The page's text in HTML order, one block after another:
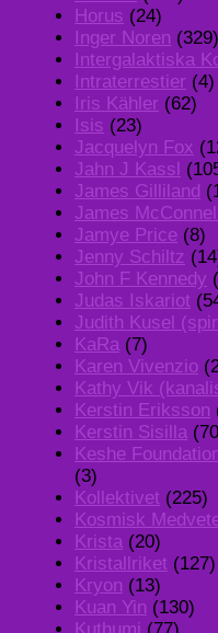
Horus (24)
Inger Noren (329)
Intergalaktiska
Intraterrestier (4)
Iris Kähler (62)
Isis (23)
Jacquelyn Fox
Jahn J Kassl
James Gilliland
James McConnell
Jamye Price (8)
Jenny Schiltz
John F Kennedy
Judas Iskariot
Judith Kusel
KaRa (7)
Karen Vivenzio
Kathy Vik
Kerstin Eriksson
Kerstin Sisilla
Keshe
(3)
Kollektivet (225)
Kosmisk
Krista (20)
Kristallriket (127)
Kryon (13)
Kuan Yin (130)